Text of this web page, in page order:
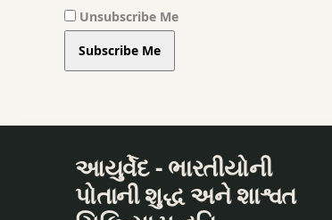
कटेरी
कपूरकचरी
Unsubscribe Me
Subscribe Me
આયુર્વેદ - ભારતીયોની
પોતાની શુદ્ધ અને શાશ્વત